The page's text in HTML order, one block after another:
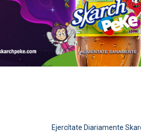
Ejercítate Diariamente